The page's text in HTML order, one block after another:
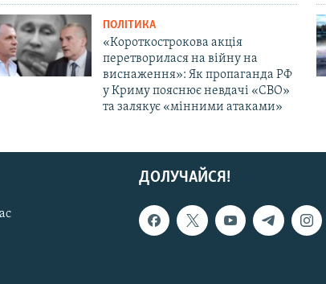
ПОЛІТИКА
«Короткострокова акція
перетворилася на війну на
виснаження»: Як пропаганда РФ
у Криму пояснює невдачі «СВО»
та залякує «мінними атаками»
ДОЛУЧАЙСЯ!